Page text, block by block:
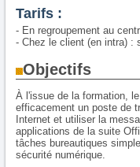
Tarifs :
- En regroupement au
- Chez le client (en intra) :
Objectifs
À l'issue de la formation,
efficacement un poste de
Internet et utiliser la
applications de la suite
tâches bureautiques
sécurité numérique.